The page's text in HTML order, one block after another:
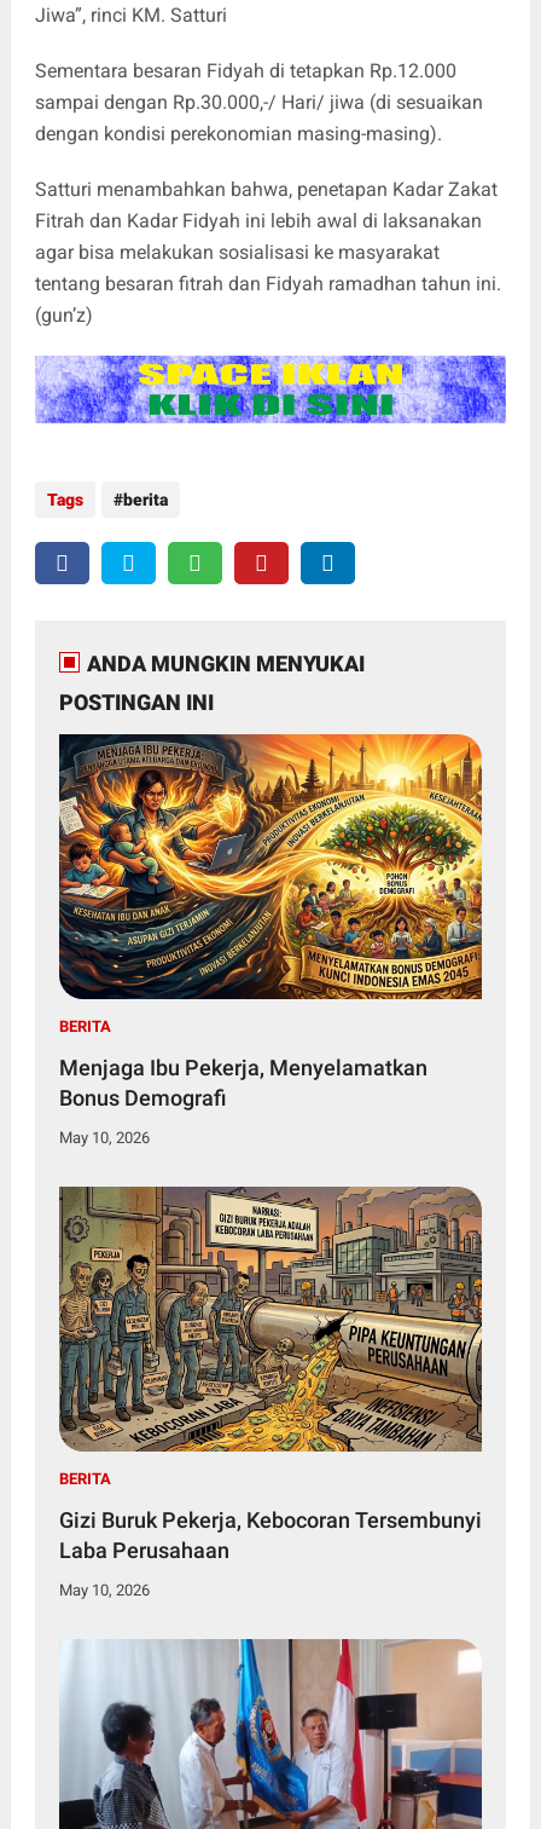
Jiwa”, rinci KM. Satturi
Sementara besaran Fidyah di tetapkan Rp.12.000
sampai dengan Rp.30.000,-/ Hari/ jiwa (di sesuaikan
dengan kondisi perekonomian masing-masing).
Satturi menambahkan bahwa, penetapan Kadar Zakat
Fitrah dan Kadar Fidyah ini lebih awal di laksanakan
agar bisa melakukan sosialisasi ke masyarakat
tentang besaran fitrah dan Fidyah ramadhan tahun ini.
(gun’z)
Tags berita
ANDA MUNGKIN MENYUKAI
POSTINGAN INI
BERITA
Menjaga Ibu Pekerja, Menyelamatkan
Bonus Demografi
May 10, 2026
BERITA
Gizi Buruk Pekerja, Kebocoran Tersembunyi
Laba Perusahaan
May 10, 2026